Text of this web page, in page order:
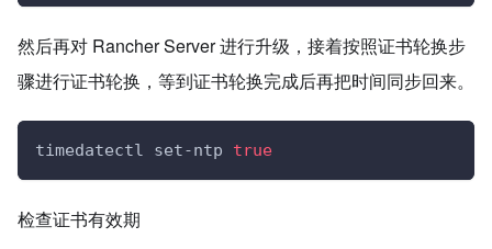
然后再对 Rancher Server 进行升级，接着按照证书轮换步
骤进行证书轮换，等到证书轮换完成后再把时间同步回来。
timedatectl set-ntp true
检查证书有效期